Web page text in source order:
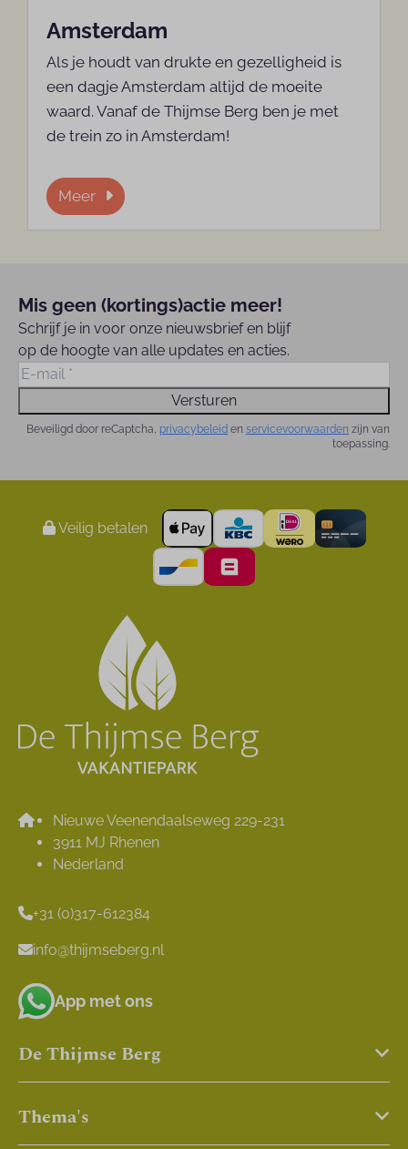
Amsterdam
Als je houdt van drukte en gezelligheid is
een dagje Amsterdam altijd de moeite
waard. Vanaf de Thijmse Berg ben je met
de trein zo in Amsterdam!
Meer
Mis geen (kortings)actie meer!
Schrijf je in voor onze nieuwsbrief en blijf
op de hoogte van alle updates en acties.
Versturen
Beveiligd door reCaptcha, privacybeleid en servicevoorwaarden zijn van
toepassing.
Veilig betalen
Nieuwe Veenendaalseweg 229-231
3911 MJ Rhenen
Nederland
+31 (0)317-612384
info@thijmseberg.nl
App met ons
De Thijmse Berg
Thema's